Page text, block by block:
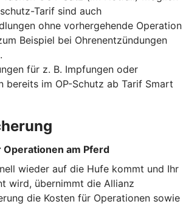
Tarif sind auch
ohne vorhergehende Operation
Beispiel bei Ohrenentzündungen
für z. B. Impfungen oder
bereits im OP-Schutz ab Tarif Smart
am Pferd
wieder auf die Hufe kommt und Ihr
wird, übernimmt die Allianz
die Kosten für Operationen sowie